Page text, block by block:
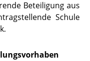
Beteiligung aus
Schule